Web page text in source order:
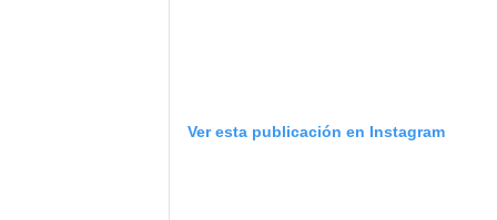
Ver esta publicación en Instagram